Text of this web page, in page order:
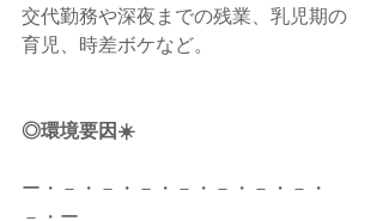
交代勤務や深夜までの残業、乳児期の
育児、時差ボケなど。
◎環境要因☀️
ー・－・－・－・－・－・－・－・
－・ー